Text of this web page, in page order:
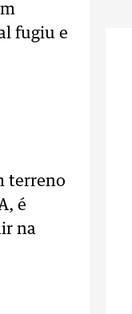
fugiu e
terreno
é
na